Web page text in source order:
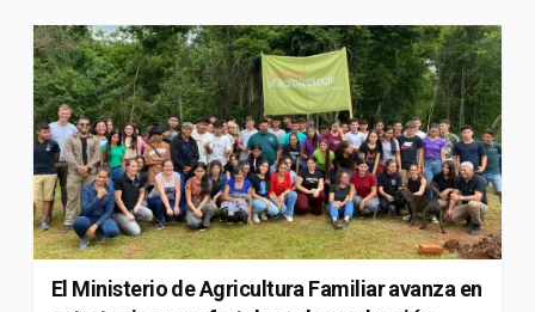
El Ministerio de Agricultura Familiar avanza en